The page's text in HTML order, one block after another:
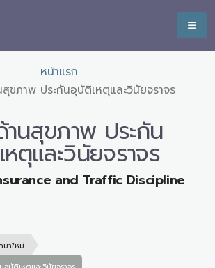
หน้าแรก
ขภาพ ประกันอุบัติเหตุและวินัยจราจร
นสุขภาพ ประกัน
ตุและวินัยจราจร
and Traffic Discipline
ษาใหม่